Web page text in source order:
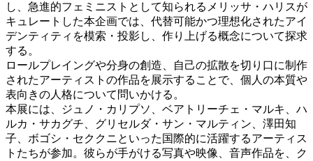
し、急進的フェミニストとして知られるメリッサ・ハリスが
キュレートした本企画では、代替可能かつ理想化されたアイ
デンティティを模索・投影し、作り上げる概念について探求
する。
ロールプレイングや分身の創造、自己の拡散を切り口に制作
されたアーティストの作品を展示することで、個人の本質や
表向きの人格について問いかける。
本展には、ジュノ・カリプソ、ベアトリーチェ・マルキ、ハ
ルカ・サカグチ、グリセルダ・サン・マルティン、澤田知
子、ボゴシ・セククニといった国際的に活躍するアーティス
トたちが参加。彼らが手がける写真や映像、音声作品を、ク